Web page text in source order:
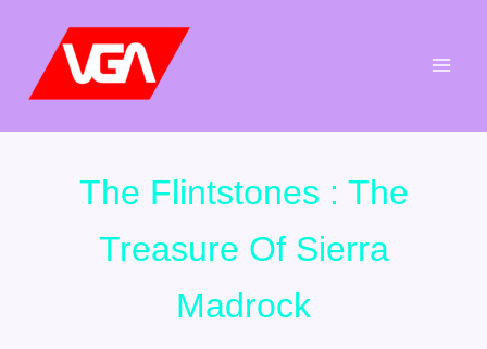
contenu
The Flintstones : The
Treasure Of Sierra
Madrock